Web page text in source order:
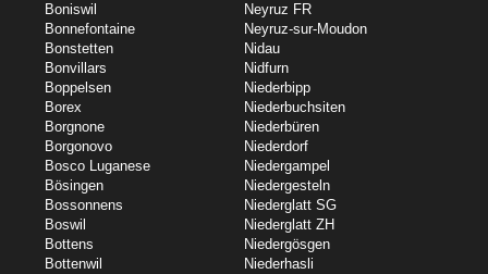
Boniswil
Bonnefontaine
Bonstetten
Bonvillars
Boppelsen
Borex
Borgnone
Borgonovo
Bosco Luganese
Bösingen
Bossonnens
Boswil
Bottens
Bottenwil
Neyruz FR
Neyruz-sur-Moudon
Nidau
Nidfurn
Niederbipp
Niederbuchsiten
Niederbüren
Niederdorf
Niedergampel
Niedergesteln
Niederglatt SG
Niederglatt ZH
Niedergösgen
Niederhasli